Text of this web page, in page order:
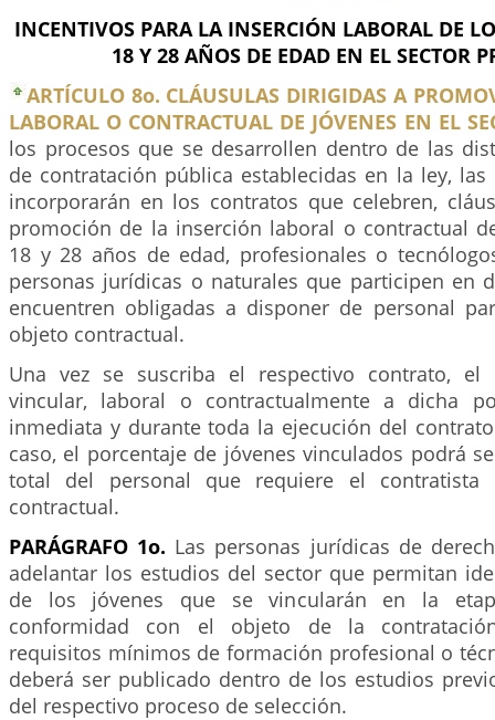
INCENTIVOS PARA LA INSERCIÓN LABORAL DE
18 Y 28 AÑOS DE EDAD EN EL SECTOR
ARTÍCULO 8o. CLÁUSULAS DIRIGIDAS A
LABORAL O CONTRACTUAL DE JÓVENES EN EL
los procesos que se desarrollen dentro de las
de contratación pública establecidas en la ley, las
incorporarán en los contratos que celebren,
promoción de la inserción laboral o contractual
18 y 28 años de edad, profesionales o
personas jurídicas o naturales que participen en
encuentren obligadas a disponer de personal
objeto contractual.
Una vez se suscriba el respectivo contrato, el
vincular, laboral o contractualmente a dicha
inmediata y durante toda la ejecución del
caso, el porcentaje de jóvenes vinculados podrá
total del personal que requiere el contratista
contractual.
PARÁGRAFO 1o. Las personas jurídicas de
adelantar los estudios del sector que permitan
de los jóvenes que se vincularán en la
conformidad con el objeto de la
requisitos mínimos de formación profesional o
deberá ser publicado dentro de los estudios
del respectivo proceso de selección.